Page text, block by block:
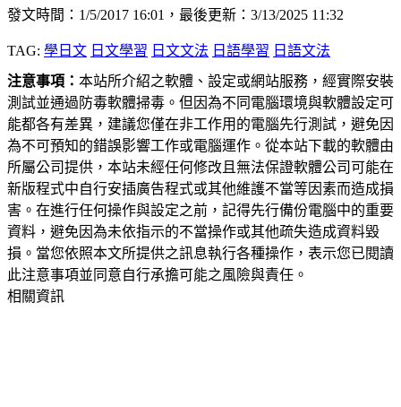
發文時間：1/5/2017 16:01，最後更新：3/13/2025 11:32
TAG: 學日文 日文學習 日文文法 日語學習 日語文法
注意事項： 本站所介紹之軟體、設定或網站服務，經實際安裝
測試並通過防毒軟體掃毒。但因為不同電腦環境與軟體設定可
能都各有差異，建議您僅在非工作用的電腦先行測試，避免因
為不可預知的錯誤影響工作或電腦運作。從本站下載的軟體由
所屬公司提供，本站未經任何修改且無法保證軟體公司可能在
新版程式中自行安插廣告程式或其他維護不當等因素而造成損
害。在進行任何操作與設定之前，記得先行備份電腦中的重要
資料，避免因為未依指示的不當操作或其他疏失造成資料毀
損。當您依照本文所提供之訊息執行各種操作，表示您已閱讀
此注意事項並同意自行承擔可能之風險與責任。
相關資訊